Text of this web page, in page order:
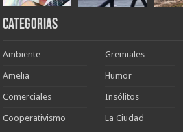
Categorias
Ambiente
Amelia
Comerciales
Cooperativismo
Gremiales
Humor
Insólitos
La Ciudad